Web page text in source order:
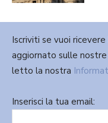
Iscriviti se vuoi
aggiornato sulle
letto la nostra
Inserisci la tua email: